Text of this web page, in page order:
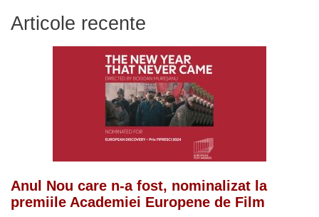
Articole recente
Anul Nou care n-a fost, nominalizat la
premiile Academiei Europene de Film